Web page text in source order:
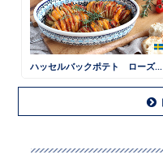
ハッセルバックポテト ローズマリー風味